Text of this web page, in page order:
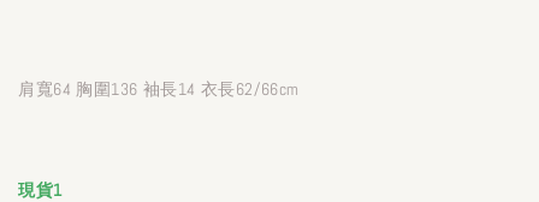
肩寬64 胸圍136 袖長14 衣長62/66cm
現貨1